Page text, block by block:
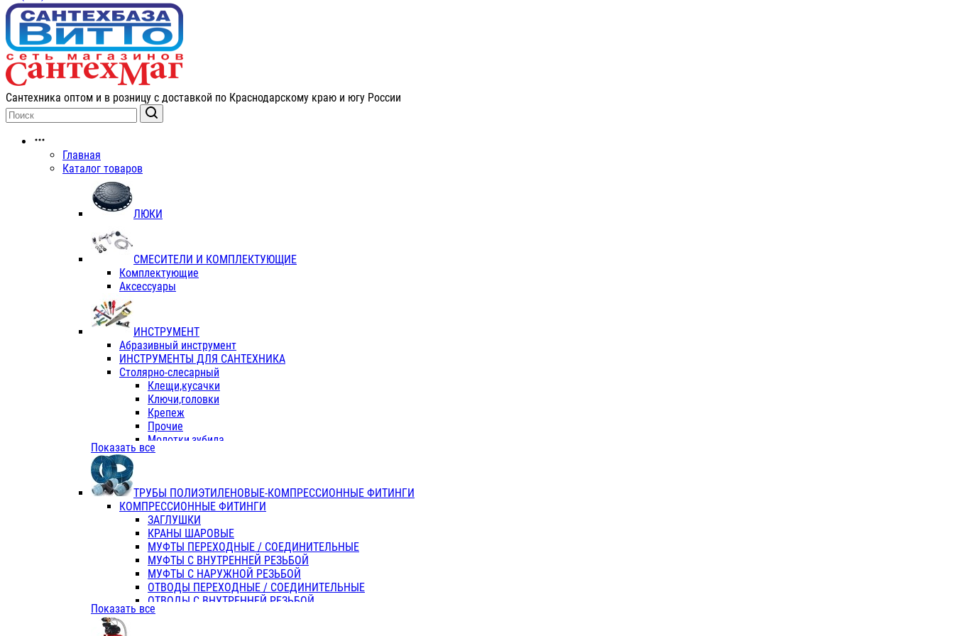
Сантехника оптом и в розницу с доставкой по Краснодарскому краю и югу России
Главная
Каталог товаров
ЛЮКИ
СМЕСИТЕЛИ И КОМПЛЕКТУЮЩИЕ
Комплектующие
Аксессуары
ИНСТРУМЕНТ
Абразивный инструмент
ИНСТРУМЕНТЫ ДЛЯ САНТЕХНИКА
Столярно-слесарный
Клещи,кусачки
Ключи,головки
Крепеж
Прочие
Молотки,зубила
Пассатижи,тонкогубцы,утконосы
Отвертки
Хоз. инвентарь
ЭЛ. ИНСТРУМЕНТ OASIS
Показать все
ТРУБЫ ПОЛИЭТИЛЕНОВЫЕ-КОМПРЕССИОННЫЕ ФИТИНГИ
КОМПРЕССИОННЫЕ ФИТИНГИ
ЗАГЛУШКИ
КРАНЫ ШАРОВЫЕ
МУФТЫ ПЕРЕХОДНЫЕ / СОЕДИНИТЕЛЬНЫЕ
МУФТЫ С ВНУТРЕННЕЙ РЕЗЬБОЙ
МУФТЫ С НАРУЖНОЙ РЕЗЬБОЙ
ОТВОДЫ ПЕРЕХОДНЫЕ / СОЕДИНИТЕЛЬНЫЕ
ОТВОДЫ С ВНУТРЕННЕЙ РЕЗЬБОЙ
ОТВОДЫ С НАРУЖНОЙ РЕЗЬБОЙ
Показать все